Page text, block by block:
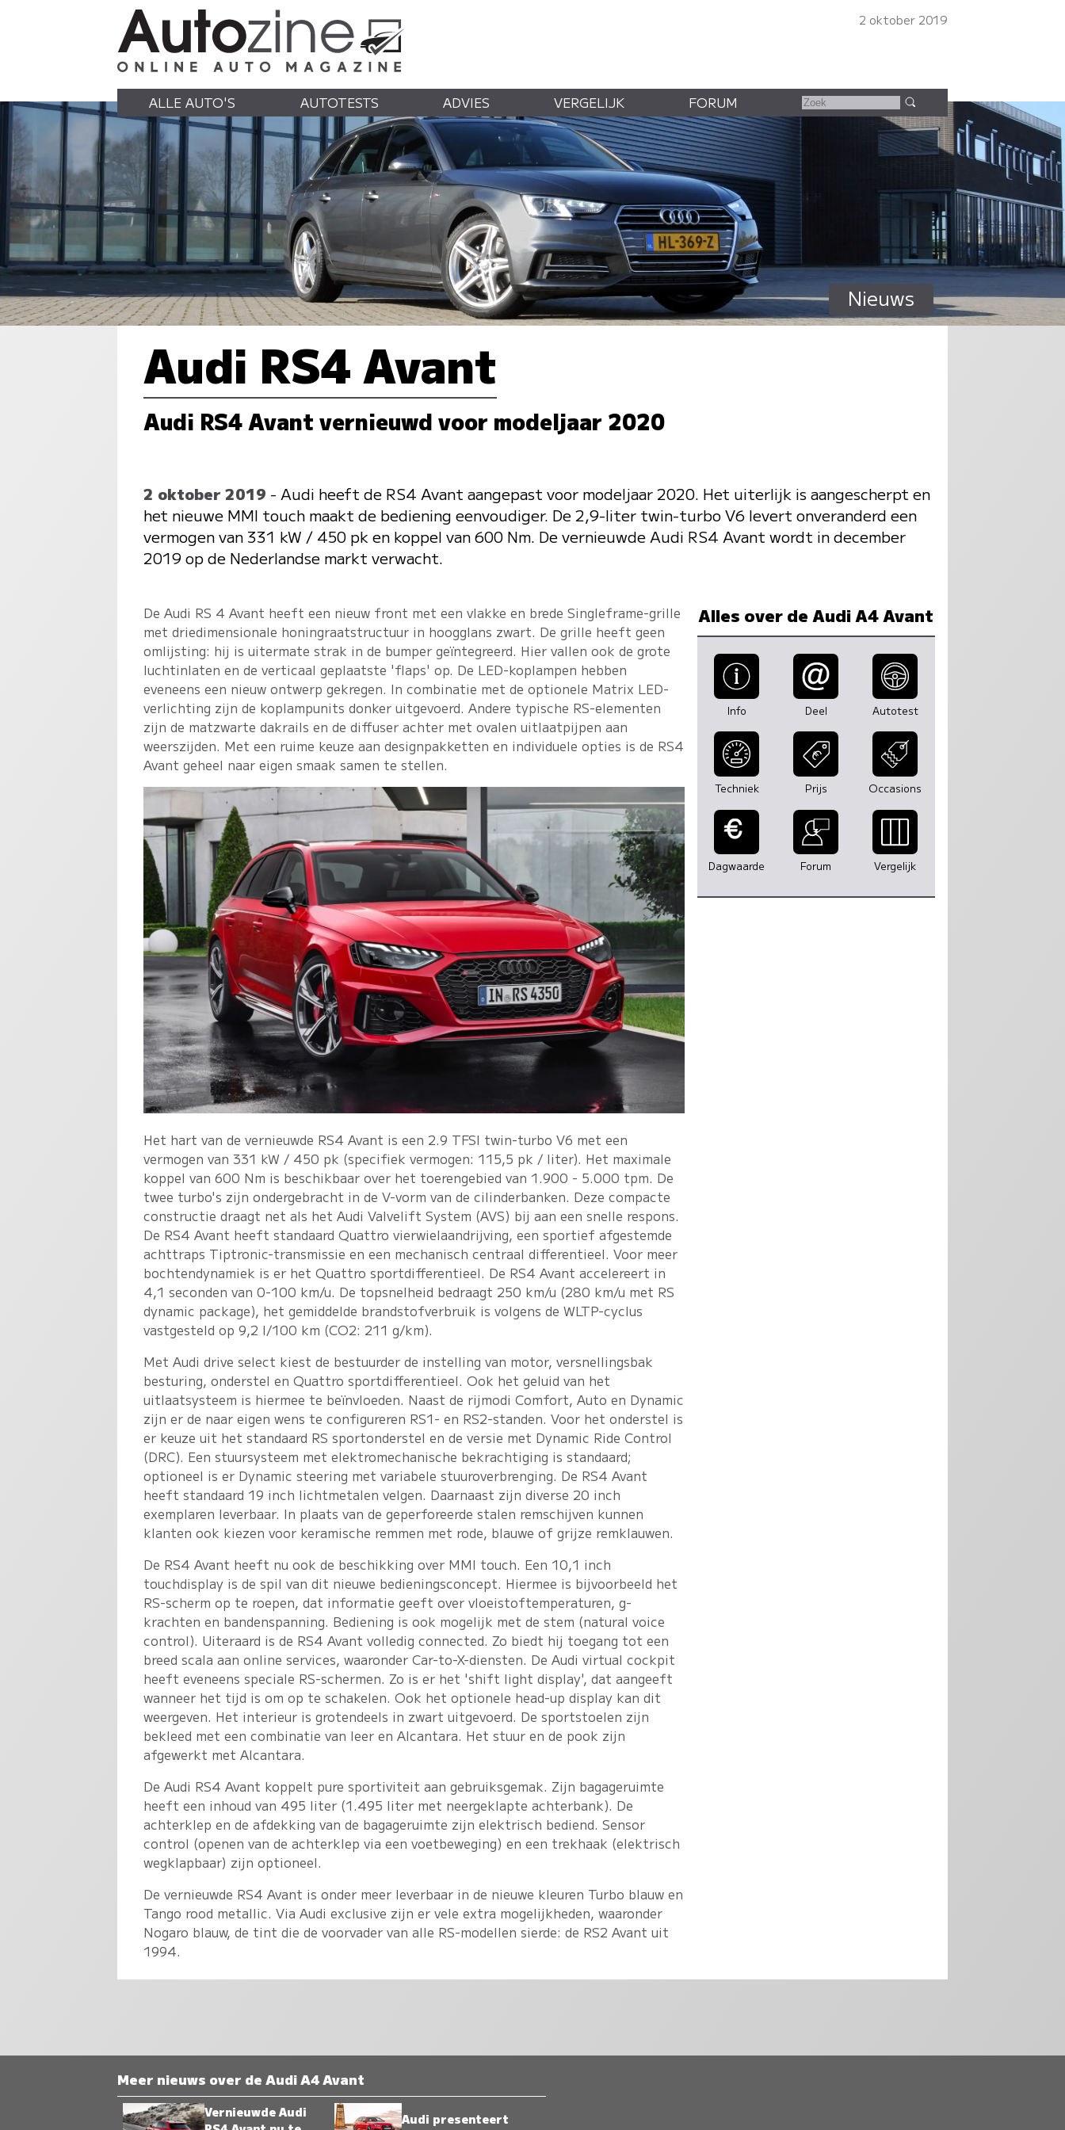
2 oktober 2019
ALLE AUTO'S AUTOTESTS ADVIES VERGELIJK FORUM
Nieuws
Audi RS4 Avant
Audi RS4 Avant vernieuwd voor modeljaar 2020
2 oktober 2019 - Audi heeft de RS4 Avant aangepast voor modeljaar 2020. Het uiterlijk is aangescherpt en
het nieuwe MMI touch maakt de bediening eenvoudiger. De 2,9-liter twin-turbo V6 levert onveranderd een
vermogen van 331 kW / 450 pk en koppel van 600 Nm. De vernieuwde Audi RS4 Avant wordt in december
2019 op de Nederlandse markt verwacht.
De Audi RS 4 Avant heeft een nieuw front met een vlakke en brede Singleframe-grille
met driedimensionale honingraatstructuur in hoogglans zwart. De grille heeft geen
omlijsting: hij is uitermate strak in de bumper geïntegreerd. Hier vallen ook de grote
luchtinlaten en de verticaal geplaatste 'flaps' op. De LED-koplampen hebben
eveneens een nieuw ontwerp gekregen. In combinatie met de optionele Matrix LED-
verlichting zijn de koplampunits donker uitgevoerd. Andere typische RS-elementen
zijn de matzwarte dakrails en de diffuser achter met ovalen uitlaatpijpen aan
weerszijden. Met een ruime keuze aan designpakketten en individuele opties is de RS4
Avant geheel naar eigen smaak samen te stellen.
Het hart van de vernieuwde RS4 Avant is een 2.9 TFSI twin-turbo V6 met een
vermogen van 331 kW / 450 pk (specifiek vermogen: 115,5 pk / liter). Het maximale
koppel van 600 Nm is beschikbaar over het toerengebied van 1.900 - 5.000 tpm. De
twee turbo's zijn ondergebracht in de V-vorm van de cilinderbanken. Deze compacte
constructie draagt net als het Audi Valvelift System (AVS) bij aan een snelle respons.
De RS4 Avant heeft standaard Quattro vierwielaandrijving, een sportief afgestemde
achttraps Tiptronic-transmissie en een mechanisch centraal differentieel. Voor meer
bochtendynamiek is er het Quattro sportdifferentieel. De RS4 Avant accelereert in
4,1 seconden van 0-100 km/u. De topsnelheid bedraagt 250 km/u (280 km/u met RS
dynamic package), het gemiddelde brandstofverbruik is volgens de WLTP-cyclus
vastgesteld op 9,2 l/100 km (CO2: 211 g/km).
Met Audi drive select kiest de bestuurder de instelling van motor, versnellingsbak
besturing, onderstel en Quattro sportdifferentieel. Ook het geluid van het
uitlaatsysteem is hiermee te beïnvloeden. Naast de rijmodi Comfort, Auto en Dynamic
zijn er de naar eigen wens te configureren RS1- en RS2-standen. Voor het onderstel is
er keuze uit het standaard RS sportonderstel en de versie met Dynamic Ride Control
(DRC). Een stuursysteem met elektromechanische bekrachtiging is standaard;
optioneel is er Dynamic steering met variabele stuuroverbrenging. De RS4 Avant
heeft standaard 19 inch lichtmetalen velgen. Daarnaast zijn diverse 20 inch
exemplaren leverbaar. In plaats van de geperforeerde stalen remschijven kunnen
klanten ook kiezen voor keramische remmen met rode, blauwe of grijze remklauwen.
De RS4 Avant heeft nu ook de beschikking over MMI touch. Een 10,1 inch
touchdisplay is de spil van dit nieuwe bedieningsconcept. Hiermee is bijvoorbeeld het
RS-scherm op te roepen, dat informatie geeft over vloeistoftemperaturen, g-
krachten en bandenspanning. Bediening is ook mogelijk met de stem (natural voice
control). Uiteraard is de RS4 Avant volledig connected. Zo biedt hij toegang tot een
breed scala aan online services, waaronder Car-to-X-diensten. De Audi virtual cockpit
heeft eveneens speciale RS-schermen. Zo is er het 'shift light display', dat aangeeft
wanneer het tijd is om op te schakelen. Ook het optionele head-up display kan dit
weergeven. Het interieur is grotendeels in zwart uitgevoerd. De sportstoelen zijn
bekleed met een combinatie van leer en Alcantara. Het stuur en de pook zijn
afgewerkt met Alcantara.
De Audi RS4 Avant koppelt pure sportiviteit aan gebruiksgemak. Zijn bagageruimte
heeft een inhoud van 495 liter (1.495 liter met neergeklapte achterbank). De
achterklep en de afdekking van de bagageruimte zijn elektrisch bediend. Sensor
control (openen van de achterklep via een voetbeweging) en een trekhaak (elektrisch
wegklapbaar) zijn optioneel.
De vernieuwde RS4 Avant is onder meer leverbaar in de nieuwe kleuren Turbo blauw en
Tango rood metallic. Via Audi exclusive zijn er vele extra mogelijkheden, waaronder
Nogaro blauw, de tint die de voorvader van alle RS-modellen sierde: de RS2 Avant uit
1994.
Alles over de Audi A4 Avant
Info Deel Autotest
Techniek Prijs Occasions
Dagwaarde Forum Vergelijk
Meer nieuws over de Audi A4 Avant
Vernieuwde Audi
Audi presenteert